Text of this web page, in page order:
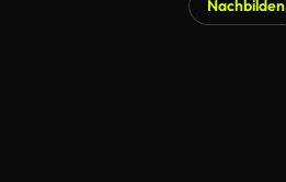
Nachbilden